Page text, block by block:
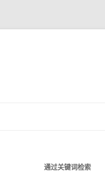
通过关键词检索